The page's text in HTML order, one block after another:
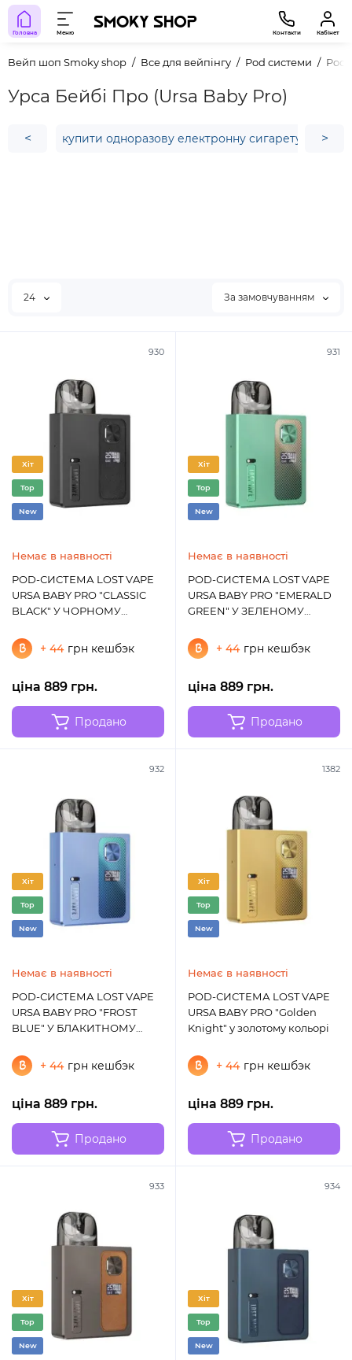
Головна Меню Контакти Кабінет
Вейп шоп Smoky shop Все для вейпінгу Pod системи Pod
Урса Бейбі Про (Ursa Baby Pro)
< купити одноразову електронну сигарету juul
>
24 За замовчуванням
930
Хіт
Top
New
Немає в наявності
POD-СИСТЕМА LOST VAPE
URSA BABY PRO "CLASSIC
BLACK" У ЧОРНОМУ
+ 44 грн кешбэк
ціна 889 грн.
Продано
931
Хіт
Top
New
Немає в наявності
POD-СИСТЕМА LOST VAPE
URSA BABY PRO "EMERALD
GREEN" У ЗЕЛЕНОМУ
+ 44 грн кешбэк
ціна 889 грн.
Продано
932
Хіт
Top
New
Немає в наявності
POD-СИСТЕМА LOST VAPE
URSA BABY PRO "FROST
BLUE" У БЛАКИТНОМУ
+ 44 грн кешбэк
ціна 889 грн.
Продано
1382
Хіт
Top
New
Немає в наявності
POD-СИСТЕМА LOST VAPE
URSA BABY PRO "Golden
Knight" у золотому кольорі
+ 44 грн кешбэк
ціна 889 грн.
Продано
933
Хіт
Top
New
934
Хіт
Top
New